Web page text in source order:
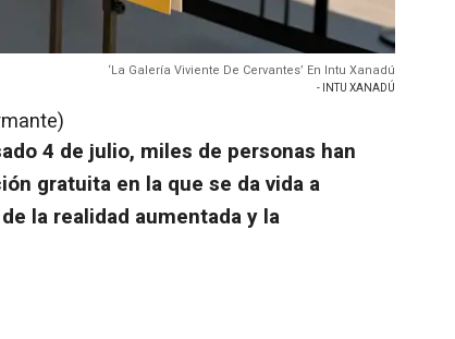
‘La Galería Viviente De Cervantes’ En Intu Xanadú
- INTU XANADÚ
4 de julio, miles de personas han
gratuita en la que se da vida a
la realidad aumentada y la